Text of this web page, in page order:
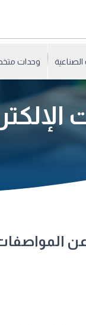
الصناعية وحدات